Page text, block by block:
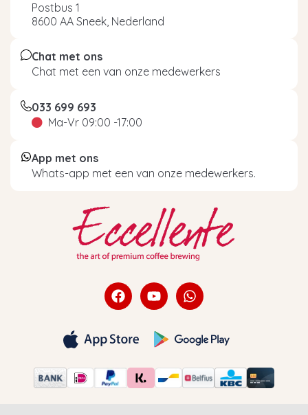
Postbus 1
8600 AA Sneek, Nederland
Chat met ons
Chat met een van onze medewerkers
033 699 693
Ma-Vr 09:00 -17:00
App met ons
Whats-app met een van onze medewerkers.